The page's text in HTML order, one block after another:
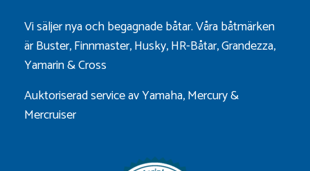
Vi säljer nya och begagnade båtar. Våra båtmärken
ärBuster,Finnmaster,Husky,HR-Båtar,Grandezza,
Yamarin&Cross
Auktoriserad service av Yamaha, Mercury &
Mercruiser